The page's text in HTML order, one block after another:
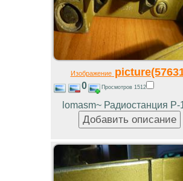
Изображение
0 Просмотров 1512
lomasm~ Радиостанция Р-